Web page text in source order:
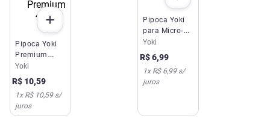
Pipoca Yoki
Premium
400g
Yoki
R$ 10,59
1x R$ 10,59s/
juros
Pipoca Yoki
para Micro-
ondas
Natural 100g
Yoki
R$6,99
1x R$ 6,99s/
juros